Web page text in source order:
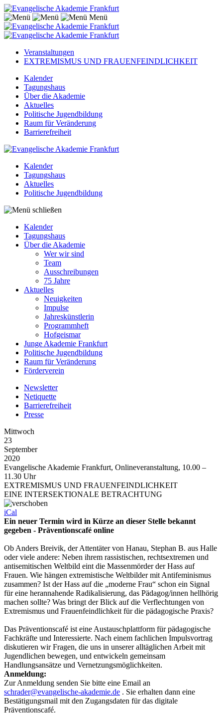
Menü
Veranstaltungen
EXTREMISMUS UND FRAUENFEINDLICHKEIT
Kalender
Tagungshaus
Über die Akademie
Aktuelles
Politische Jugendbildung
Raum für Veränderung
Barrierefreiheit
Kalender
Tagungshaus
Aktuelles
Politische Jugendbildung
Kalender
Tagungshaus
Über die Akademie
Wer wir sind
Team
Ausschreibungen
75 Jahre
Aktuelles
Neuigkeiten
Impulse
Jahreskünstlerin
Programmheft
Hofgeismar
Junge Akademie Frankfurt
Politische Jugendbildung
Raum für Veränderung
Förderverein
Newsletter
Netiquette
Barrierefreiheit
Presse
Mittwoch
23
September
2020
Evangelische Akademie Frankfurt, Onlineveranstaltung, 10.00 –
11.30 Uhr
EXTREMISMUS UND FRAUENFEINDLICHKEIT
EINE INTERSEKTIONALE BETRACHTUNG
iCal
Ein neuer Termin wird in Kürze an dieser Stelle bekannt
gegeben - Präventionscafé online
Ob Anders Breivik, der Attentäter von Hanau, Stephan B. aus Halle
oder viele andere: Neben ihrem rassistischen, rechtsextremen und
antisemitischen Weltbild eint die Massenmörder der Hass auf
Frauen. Wie hängen extremistische Weltbilder mit Antifeminismus
zusammen? Ist der Hass auf die „moderne Frau“ schon ein Signal
für eine herannahende Radikalisierung, das Pädagog/innen hellhörig
machen sollte? Was bringt der Blick auf die Verflechtungen von
Extremismus und Frauenfeindlichkeit für die pädagogische Praxis?
Das Präventionscafé ist eine Austauschplattform für pädagogische
Fachkräfte und Interessierte. Nach einem fachlichen Impulsvortrag
diskutieren wir Fragen, die uns in unserer alltäglichen Arbeit mit
Jugendlichen bewegen, und entwickeln gemeinsam
Handlungsansätze und Vernetzungsmöglichkeiten.
Anmeldung:
Zur Anmeldung senden Sie bitte eine Email an
schrader@evangelische-akademie.de . Sie erhalten dann eine
Bestätigungsmail mit den Zugangsdaten für das digitale
Präventionscafé.